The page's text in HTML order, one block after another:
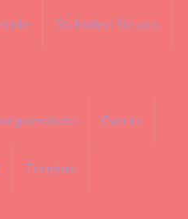
So finden Sie uns
Events
Termine